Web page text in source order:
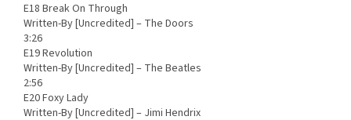
E18 Break On Through
Written-By [Uncredited] – The Doors
3:26
E19 Revolution
Written-By [Uncredited] – The Beatles
2:56
E20 Foxy Lady
Written-By [Uncredited] – Jimi Hendrix